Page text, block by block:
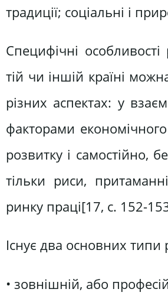
традиції; соціальні і
Специфічні
тій чи іншій країні
різних аспектах: у
факторами
розвитку і самостійно,
тільки риси,
ринку праці[17, c. 152-
Існує два основних типи
• зовнішній, або